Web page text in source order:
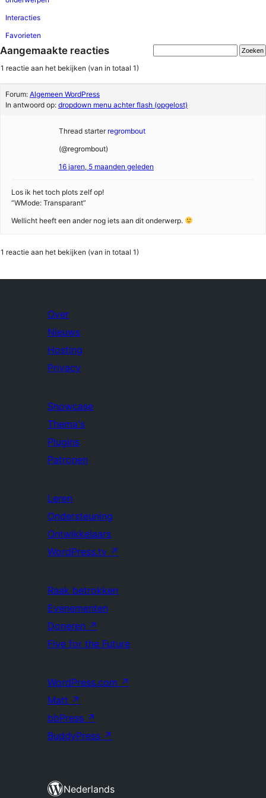
Interacties
Favorieten
Aangemaakte reacties
1 reactie aan het bekijken (van in totaal 1)
Forum: Algemeen WordPress
In antwoord op: dropdown menu achter flash (opgelost)
Thread starter regrombout
(@regrombout)
16 jaren, 5 maanden geleden
Los ik het toch plots zelf op!
“WMode: Transparant”
Wellicht heeft een ander nog iets aan dit onderwerp.
1 reactie aan het bekijken (van in totaal 1)
Over
Nieuws
Hosting
Privacy
Showcase
Thema's
Plugins
Patronen
Leren
Ondersteuning
Ontwikkelaars
WordPress.tv ↗
Raak betrokken
Evenementen
Doneren ↗
Five for the Future
WordPress.com ↗
Matt ↗
bbPress ↗
BuddyPress ↗
Nederlands